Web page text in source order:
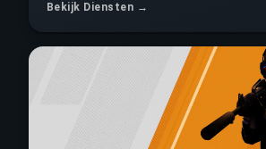
Bekijk Diensten →